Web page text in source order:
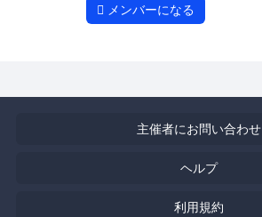
メンバーになる
主催者にお問い合わせ
ヘルプ
利用規約